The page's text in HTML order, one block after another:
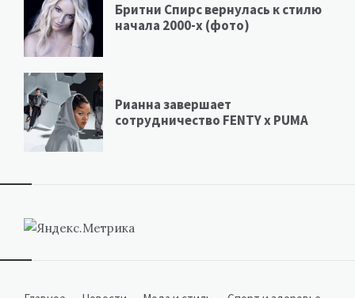
Бритни Спирс вернулась к стилю
начала 2000-х (фото)
Рианна завершает
сотрудничество FENTY х PUMA
Виджеты